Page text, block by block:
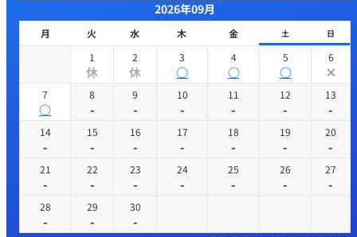
2026年09月
月 火 水 木 金 土 日
1
休
2
休
3
○
4
○
5
○
6
×
7
○
8
-
9
-
10
-
11
-
12
-
13
-
14
-
15
-
16
-
17
-
18
-
19
-
20
-
21
-
22
-
23
-
24
-
25
-
26
-
27
-
28
-
29
-
30
-